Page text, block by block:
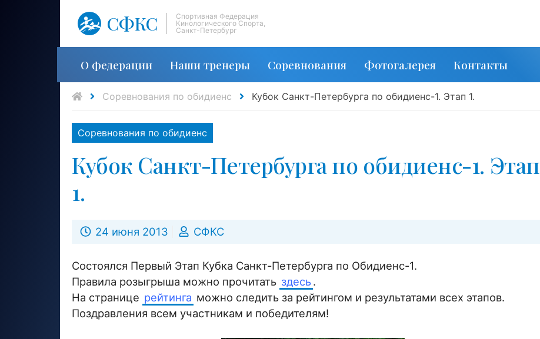
СФКС
Спортивная Федерация
Кинологического Спорта,
Санкт-Петербург
О федерации Наши тренеры Соревнования Фотогалерея Контакты
Соревнования по обидиенс Кубок Санкт-Петербурга по обидиенс-1. Этап 1.
Соревнования по обидиенс
Кубок Санкт-Петербурга по обидиенс-1. Этап
1.
24 июня 2013 СФКС
Состоялся Первый Этап Кубка Санкт-Петербурга по Обидиенс-1.
Правила розыгрыша можно прочитать здесь.
На странице рейтинга можно следить за рейтингом и результатами всех этапов.
Поздравления всем участникам и победителям!